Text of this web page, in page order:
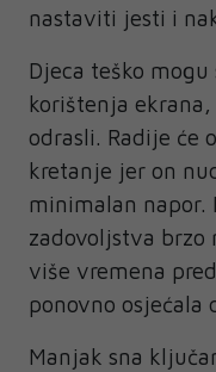
nastaviti jesti i
Djeca teško
korištenja
odrasli. Radije će
kretanje jer on
minimalan napor.
zadovoljstva brzo
više vremena
ponovno osjećala
Manjak sna